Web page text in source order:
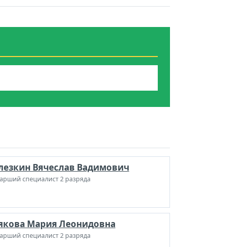
Вячеслав Вадимович
специалист 2 разряда
Мария Леонидовна
специалист 2 разряда